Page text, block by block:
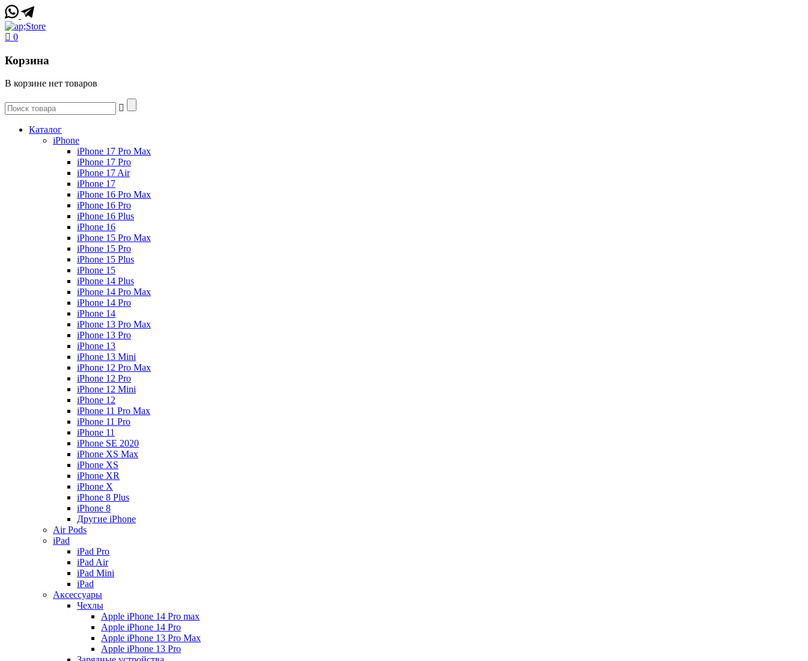
0
Корзина
В корзине нет товаров
Каталог
iPhone
iPhone 17 Pro Max
iPhone 17 Pro
iPhone 17 Air
iPhone 17
iPhone 16 Pro Max
iPhone 16 Pro
iPhone 16 Plus
iPhone 16
iPhone 15 Pro Max
iPhone 15 Pro
iPhone 15 Plus
iPhone 15
iPhone 14 Plus
iPhone 14 Pro Max
iPhone 14 Pro
iPhone 14
iPhone 13 Pro Max
iPhone 13 Pro
iPhone 13
iPhone 13 Mini
iPhone 12 Pro Max
iPhone 12 Pro
iPhone 12 Mini
iPhone 12
iPhone 11 Pro Max
iPhone 11 Pro
iPhone 11
iPhone SE 2020
iPhone XS Max
iPhone XS
iPhone XR
iPhone X
iPhone 8 Plus
iPhone 8
Другие iPhone
Air Pods
iPad
iPad Pro
iPad Air
iPad Mini
iPаd
Аксессуары
Чехлы
Apple iPhone 14 Pro max
Apple iPhone 14 Pro
Apple iPhone 13 Pro Max
Apple iPhone 13 Pro